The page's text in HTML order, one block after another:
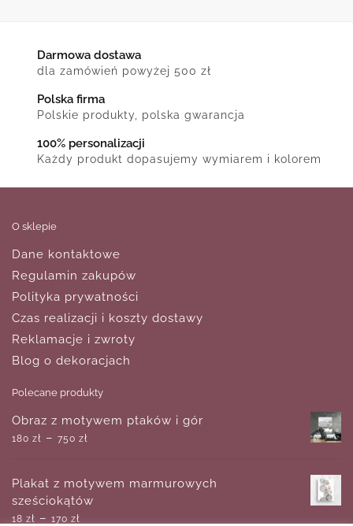
Darmowa dostawa
dla zamówień powyżej 500 zł
Polska firma
Polskie produkty, polska gwarancja
100% personalizacji
Każdy produkt dopasujemy wymiarem i kolorem
O sklepie
Dane kontaktowe
Regulamin zakupów
Polityka prywatności
Czas realizacji i koszty dostawy
Reklamacje i zwroty
Blog o dekoracjach
Polecane produkty
Obraz z motywem ptaków i gór
180 zł – 750 zł
Plakat z motywem marmurowych
sześciokątów
18 zł – 170 zł